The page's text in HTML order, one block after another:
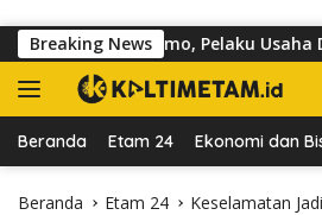
Breaking News
dr Sutomo, Pelaku Usaha
Beranda Etam 24 Ekonomi dan
Beranda Etam 24
Keselamatan